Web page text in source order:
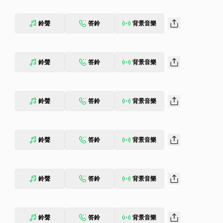
鈴聲 答鈴 背景音樂
鈴聲 答鈴 背景音樂
鈴聲 答鈴 背景音樂
鈴聲 答鈴 背景音樂
鈴聲 答鈴 背景音樂
鈴聲 答鈴 背景音樂